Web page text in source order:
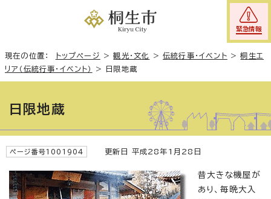
緊急情報
現在の位置： トップページ >観光・文化 >伝統行事・イベント >桐生エ
リア（伝統行事・イベント）
> 日限地蔵
日限地蔵
ページ番号1001904 更新日 平成28年1月28日
昔大きな機屋が
あり、毎晩大入